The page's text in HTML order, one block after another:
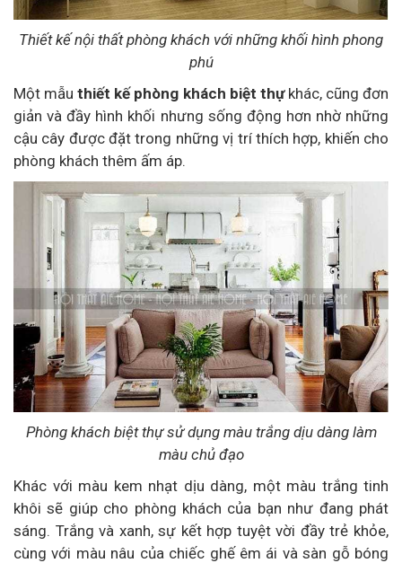
Thiết kế nội thất phòng khách với những khối hình phong
phú
Một mẫu thiết kế phòng khách biệt thựkhác, cũng đơn
giản và đầy hình khối nhưng sống động hơn nhờ những
cậu cây được đặt trong những vị trí thích hợp, khiến cho
phòng khách thêm ấm áp.
Phòng khách biệt thự sử dụng màu trắng dịu dàng làm
màu chủ đạo
Khác với màu kem nhạt dịu dàng, một màu trắng tinh
khôi sẽ giúp cho phòng khách của bạn như đang phát
sáng. Trắng và xanh, sự kết hợp tuyệt vời đầy trẻ khỏe,
cùng với màu nâu của chiếc ghế êm ái và sàn gỗ bóng